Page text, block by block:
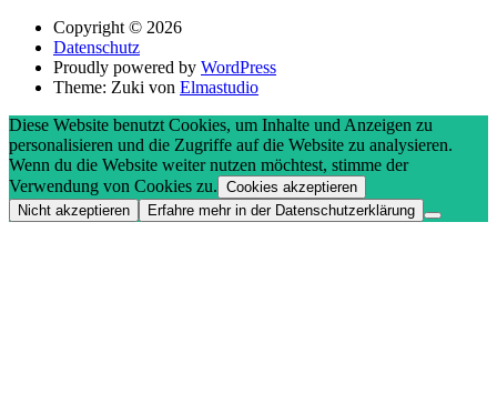
Copyright © 2026
Datenschutz
Proudly powered by WordPress
Theme: Zuki von Elmastudio
Diese Website benutzt Cookies, um Inhalte und Anzeigen zu
personalisieren und die Zugriffe auf die Website zu analysieren.
Wenn du die Website weiter nutzen möchtest, stimme der
Verwendung von Cookies zu. Cookies akzeptieren
Nicht akzeptieren
Erfahre mehr in der Datenschutzerklärung